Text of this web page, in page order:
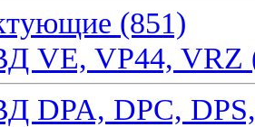
(851)
VE, VP44, VRZ
DPA, DPC,